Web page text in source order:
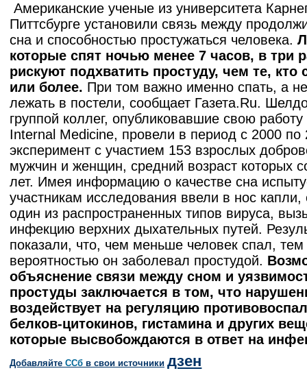
Американские ученые из университета
Питтсбурге установили связь между
сна и способностью простужаться человека.
которые спят ночью менее 7 часов, в три
рискуют подхватить простуду, чем те, кто
или более. При том важно именно спать, а
лежать в постели, сообщает Газета.Ru.
группой коллег, опубликовавшие свою
Internal Medicine, провели в период с 2000 по
эксперимент с участием 153 взрослых
мужчин и женщин, средний возраст которых
лет. Имея информацию о качестве сна
участникам исследования ввели в нос
один из распространенных типов вируса,
инфекцию верхних дыхательных путей.
показали, что, чем меньше человек спал,
вероятностью он заболевал простудой.
объяснение связи между сном и
простуды заключается в том, что
воздействует на регуляцию
белков-цитокинов, гистамина и других
которые высвобождаются в ответ на
Добавляйте CСб в свои источники дзен